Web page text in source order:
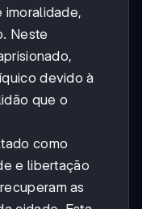
imoralidade,
Neste
devido à
que o
como
e libertação
as